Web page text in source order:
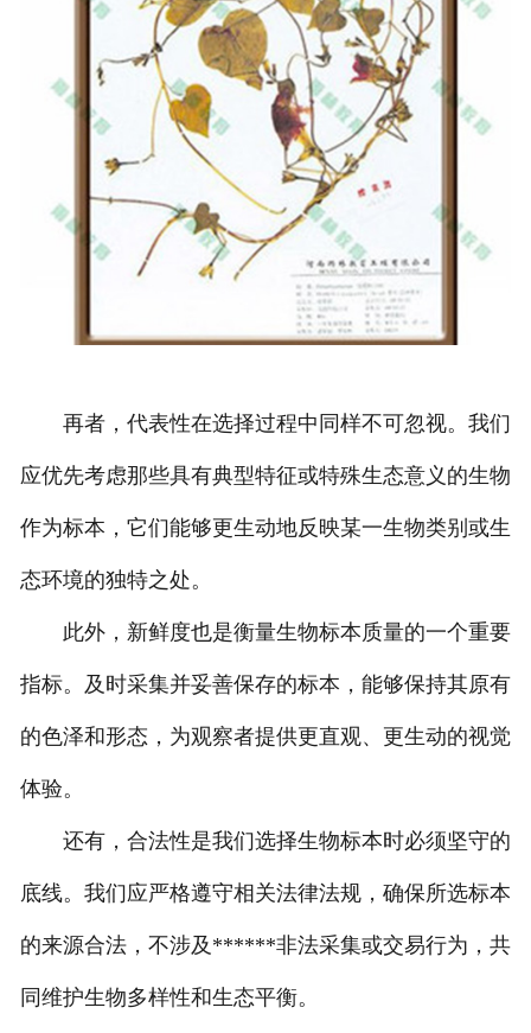
再者，代表性在选择过程中同样不可忽视。我们
应优先考虑那些具有典型特征或特殊生态意义的生物
作为标本，它们能够更生动地反映某一生物类别或生
态环境的独特之处。
此外，新鲜度也是衡量生物标本质量的一个重要
指标。及时采集并妥善保存的标本，能够保持其原有
的色泽和形态，为观察者提供更直观、更生动的视觉
体验。
还有，合法性是我们选择生物标本时必须坚守的
底线。我们应严格遵守相关法律法规，确保所选标本
的来源合法，不涉及******非法采集或交易行为，共
同维护生物多样性和生态平衡。